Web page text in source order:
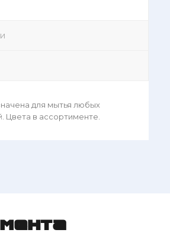
для мытья любых
Цвета в ассортименте.